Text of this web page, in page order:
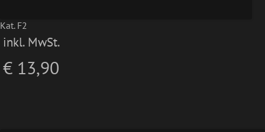
Kat. F2
inkl. MwSt.
€ 13,90